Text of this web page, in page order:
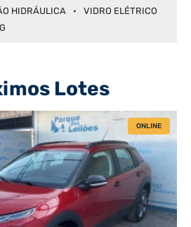
HIDRÁULICA
VIDRO ELÉTRICO
Lotes
ONLINE